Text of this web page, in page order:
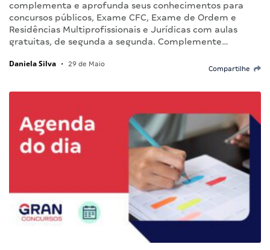
complementa e aprofunda seus conhecimentos para
concursos públicos, Exame CFC, Exame de Ordem e
Residências Multiprofissionais e Jurídicas com aulas
gratuitas, de segunda a segunda. Complemente…
Daniela Silva • 29 de Maio
Compartilhe